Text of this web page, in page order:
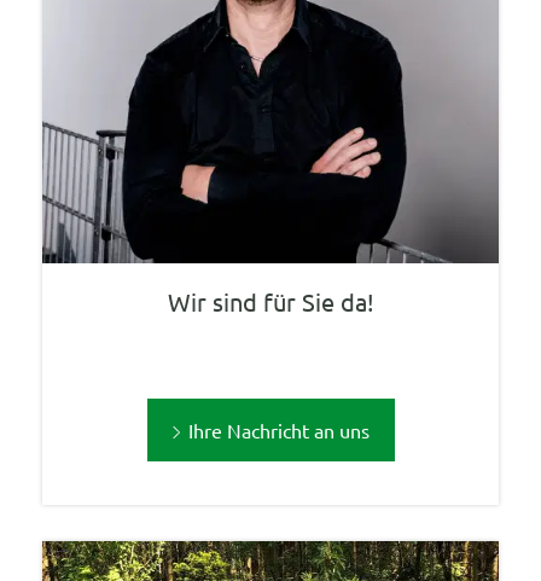
Wir sind für Sie da!
Ihre Nachricht an uns